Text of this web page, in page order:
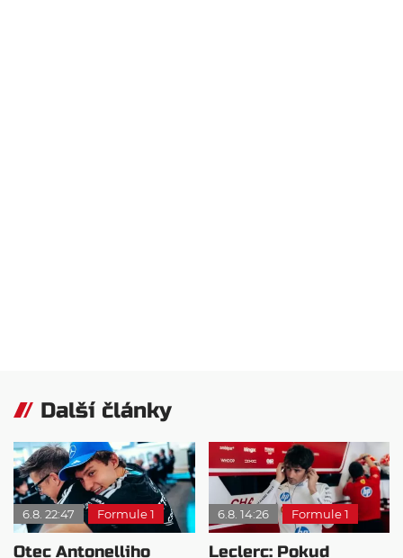
Další články
6.8. 22:47 Formule 1
Otec Antonelliho
6.8. 14:26 Formule 1
Leclerc: Pokud